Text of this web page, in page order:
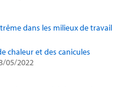
dans les milieux de travail
chaleur et des canicules
05/2022